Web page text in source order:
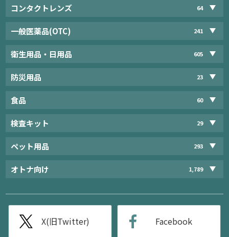
コンタクトレンズ 64
一般医薬品(OTC) 241
衛生用品・日用品 605
防災用品 23
食品 60
検査キット 29
ペット用品 293
オトナ向け 1,789
X(旧Twitter) Facebook